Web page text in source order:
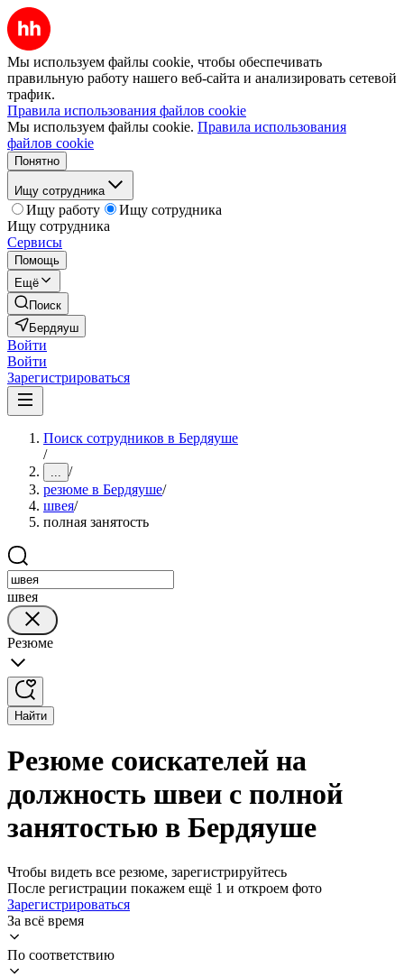
Мы используем файлы cookie, чтобы обеспечивать
правильную работу нашего веб-сайта и анализировать сетевой
трафик.
Правила использования файлов cookie
Мы используем файлы cookie. Правила использования
файлов cookie
Понятно
Ищу сотрудника
Ищу работу
Ищу сотрудника
Ищу сотрудника
Сервисы
Помощь
Ещё
Поиск
Бердяуш
Войти
Войти
Зарегистрироваться
Поиск сотрудников в Бердяуше
/
... /
резюме в Бердяуше/
швея/
полная занятость
швея
Резюме
Найти
Резюме соискателей на
должность швеи с полной
занятостью в Бердяуше
Чтобы видеть все резюме, зарегистрируйтесь
После регистрации покажем ещё 1 и откроем фото
Зарегистрироваться
За всё время
По соответствию